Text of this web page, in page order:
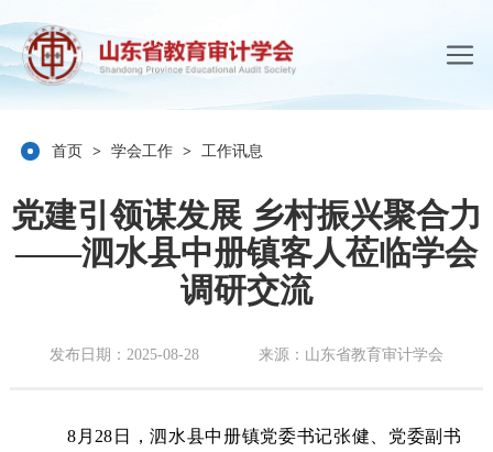
首页 > 学会工作 > 工作讯息
党建引领谋发展 乡村振兴聚合力
——泗水县中册镇客人莅临学会
调研交流
发布日期：2025-08-28 来源：山东省教育审计学会
8月28日，泗水县中册镇党委书记张健、党委副书